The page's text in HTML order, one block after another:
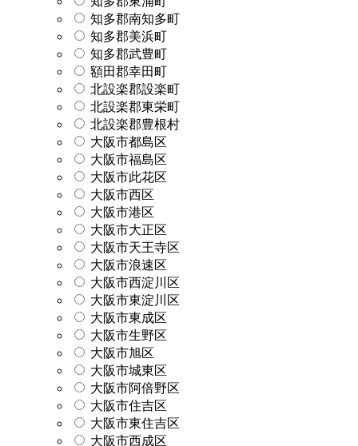
知多郡南知多町
知多郡美浜町
知多郡武豊町
額田郡幸田町
北設楽郡設楽町
北設楽郡東栄町
北設楽郡豊根村
大阪市都島区
大阪市福島区
大阪市此花区
大阪市西区
大阪市港区
大阪市大正区
大阪市天王寺区
大阪市浪速区
大阪市西淀川区
大阪市東淀川区
大阪市東成区
大阪市生野区
大阪市旭区
大阪市城東区
大阪市阿倍野区
大阪市住吉区
大阪市東住吉区
大阪市西成区